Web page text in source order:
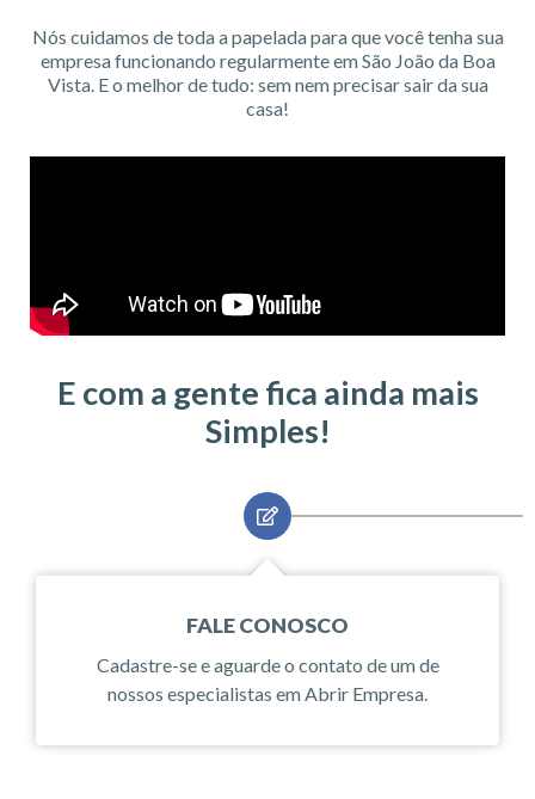
Nós cuidamos de toda a papelada para que você tenha sua
empresa funcionando regularmente em São João da Boa
Vista. E o melhor de tudo: sem nem precisar sair da sua
casa!
E com a gente fica ainda mais
Simples!
FALE CONOSCO
Cadastre-se e aguarde o contato de um de
nossos especialistas em Abrir Empresa.